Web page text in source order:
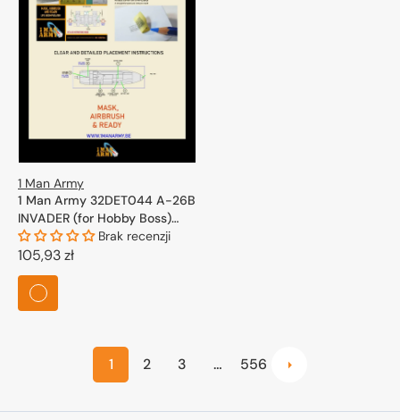
1 Man Army
1 Man Army 32DET044 A-26B
INVADER (for Hobby Boss)
1/32
Brak recenzji
Cena
regularna
105,93 zł
1 2 3 … 556